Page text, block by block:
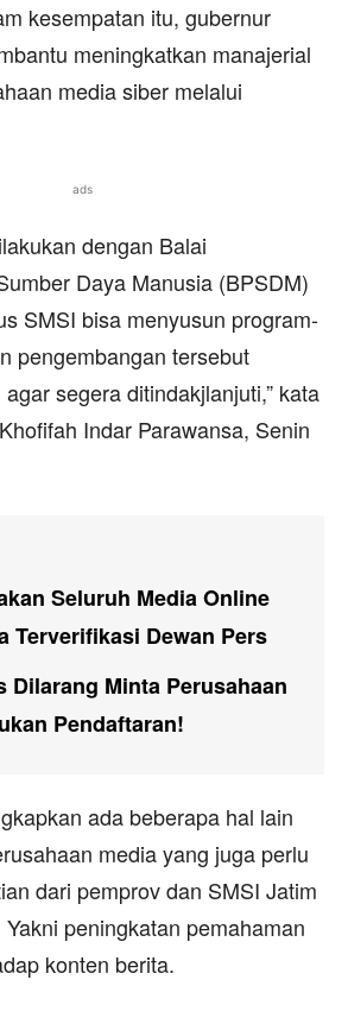
kesempatan itu, gubernur
meningkatkan manajerial
media siber melalui
ads
dengan Balai
Daya Manusia (BPSDM)
SMSI bisa menyusun program-
pengembangan tersebut
segera ditindakjlanjuti,” kata
Indar Parawansa, Senin
Seluruh Media Online
Terverifikasi Dewan Pers
Dilarang Minta Perusahaan
Pendaftaran!
ada beberapa hal lain
media yang juga perlu
dari pemprov dan SMSI Jatim
peningkatan pemahaman
konten berita.